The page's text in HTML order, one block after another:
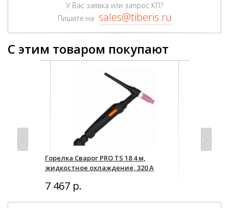
У Вас заявка или запрос КП?
Пишите на sales@tiberis.ru
С этим товаром покупают
Горелка Сварог PRO TS 18 4 м,
жидкостное охлаждение, 320 А
7 467 р.